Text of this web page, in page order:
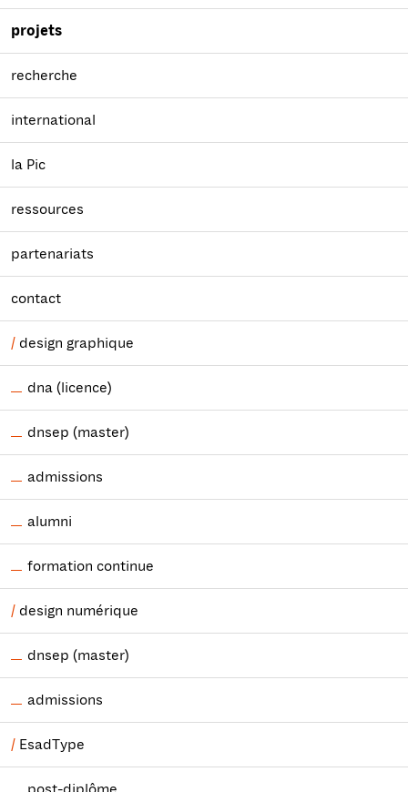
projets
recherche
international
la Pic
ressources
partenariats
contact
design graphique
dna (licence)
dnsep (master)
admissions
alumni
formation continue
design numérique
dnsep (master)
admissions
EsadType